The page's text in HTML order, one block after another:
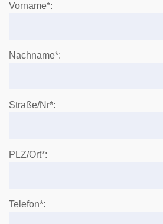
Vorname*:
Nachname*:
Straße/Nr*:
PLZ/Ort*:
Telefon*: